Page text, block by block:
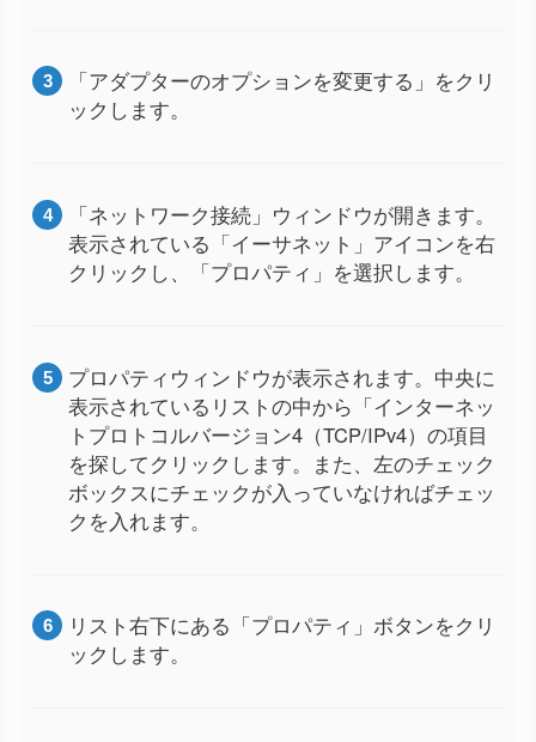
「アダプターのオプションを変更する」をクリ
ックします。
「ネットワーク接続」ウィンドウが開きます。
表示されている「イーサネット」アイコンを右
クリックし、「プロパティ」を選択します。
プロパティウィンドウが表示されます。中央に
表示されているリストの中から「インターネッ
トプロトコルバージョン4（TCP/IPv4）の項目
を探してクリックします。また、左のチェック
ボックスにチェックが入っていなければチェッ
クを入れます。
リスト右下にある「プロパティ」ボタンをクリ
ックします。